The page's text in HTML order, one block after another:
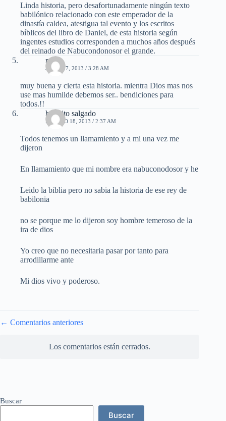
Linda historia, pero desafortunadamente ningún texto
babilónico relacionado con este emperador de la
dinastía caldea, atestigua tal evento y los escritos
bíblicos del libro de Daniel, de esta historia según
ingentes estudios corresponden a muchos años después
del reinado de Nabucondonosor el grande.
ruth
JULIO 27, 2013 / 3:28 AM
muy buena y cierta esta historia. mientra Dios mas nos
use mas humilde debemos ser.. bendiciones para
todos.!!
hipolito salgado
AGOSTO 18, 2013 / 2:37 AM
Todos tenemos un llamamiento y a mi una vez me
dijeron
En llamamiento que mi nombre era nabuconodosor y he
Leido la biblia pero no sabia la historia de ese rey de
babilonia
no se porque me lo dijeron soy hombre temeroso de la
ira de dios
Yo creo que no necesitaria pasar por tanto para
arrodillarme ante
Mi dios vivo y poderoso.
de
← Comentarios anteriores
Los comentarios están cerrados.
Buscar
Buscar